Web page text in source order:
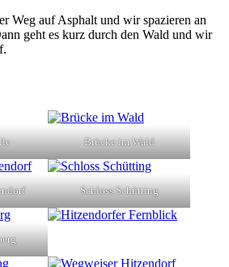
Weg auf Asphalt und wir spazieren an
geht es kurz durch den Wald und wir
Brücke im Wald
Schloss Schütting